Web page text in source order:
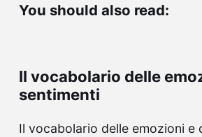
You should also read:
Il vocabolario delle
sentimenti
Il vocabolario delle emozioni e